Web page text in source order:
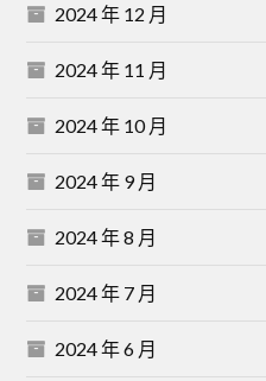
2024 年 12 月
2024 年 11 月
2024 年 10 月
2024 年 9 月
2024 年 8 月
2024 年 7 月
2024 年 6 月